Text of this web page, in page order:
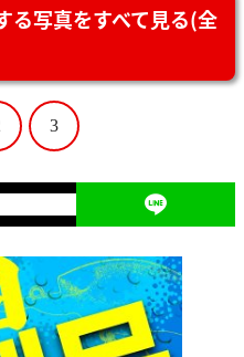
る写真をすべて見る(全
3